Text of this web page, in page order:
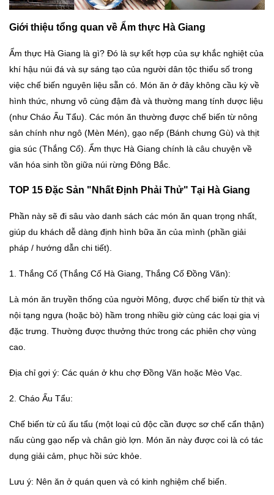
Giới thiệu tổng quan về Ẩm thực Hà Giang
Ẩm thực Hà Giang là gì? Đó là sự kết hợp của sự khắc nghiệt của
khí hậu núi đá và sự sáng tạo của người dân tộc thiểu số trong
việc chế biến nguyên liệu sẵn có. Món ăn ở đây không cầu kỳ về
hình thức, nhưng vô cùng đậm đà và thường mang tính dược liệu
(như Cháo Ấu Tẩu). Các món ăn thường được chế biến từ nông
sản chính như ngô (Mèn Mén), gạo nếp (Bánh chưng Gù) và thịt
gia súc (Thắng Cố). Ẩm thực Hà Giang chính là câu chuyện về
văn hóa sinh tồn giữa núi rừng Đông Bắc.
TOP 15 Đặc Sản "Nhất Định Phải Thử" Tại Hà Giang
Phần này sẽ đi sâu vào danh sách các món ăn quan trọng nhất,
giúp du khách dễ dàng định hình bữa ăn của mình (phần giải
pháp / hướng dẫn chi tiết).
1. Thắng Cố (Thắng Cố Hà Giang, Thắng Cố Đồng Văn):
Là món ăn truyền thống của người Mông, được chế biến từ thịt và
nội tạng ngựa (hoặc bò) hầm trong nhiều giờ cùng các loại gia vị
đặc trưng. Thường được thưởng thức trong các phiên chợ vùng
cao.
Địa chỉ gợi ý: Các quán ở khu chợ Đồng Văn hoặc Mèo Vạc.
2. Cháo Ấu Tẩu:
Chế biến từ củ ấu tẩu (một loại củ độc cần được sơ chế cẩn thận)
nấu cùng gạo nếp và chân giò lợn. Món ăn này được coi là có tác
dụng giải cảm, phục hồi sức khỏe.
Lưu ý: Nên ăn ở quán quen và có kinh nghiệm chế biến.